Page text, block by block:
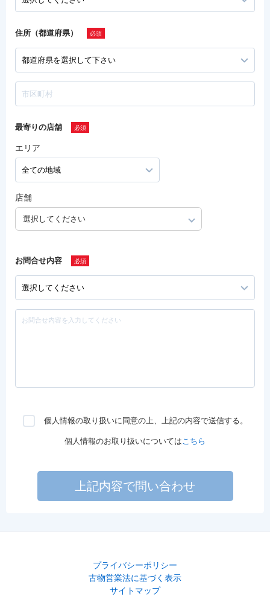
住所（都道府県）
最寄りの店舗
エリア
店舗
選択してください
お問合せ内容
個人情報の取り扱いに同意の上、上記の内容で送信する。
個人情報のお取り扱いについてはこちら
上記内容で問い合わせ
プライバシーポリシー
古物営業法に基づく表示
サイトマップ